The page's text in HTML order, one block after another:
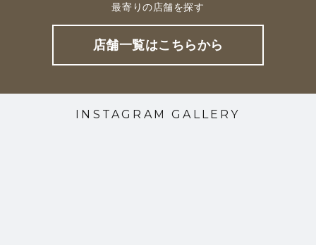
最寄りの店舗を探す
店舗一覧はこちらから
INSTAGRAM GALLERY